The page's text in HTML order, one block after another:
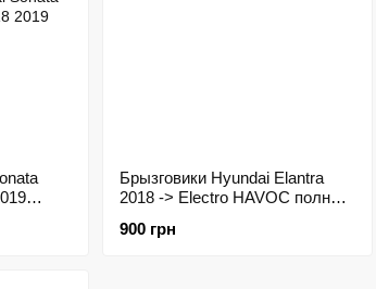
Брызговики Hyundai Elantra
2018 -> Electro HAVOC полный
900 грн